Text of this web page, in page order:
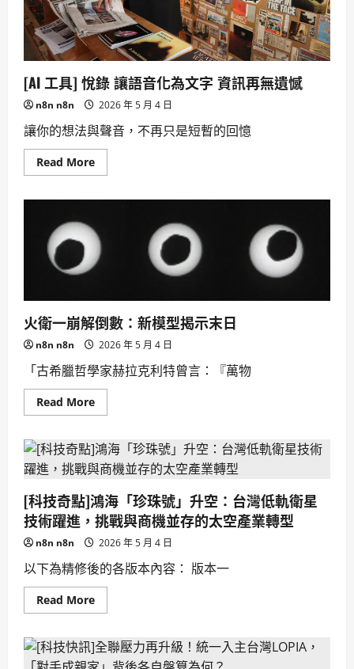
[AI 工具] 悅錄 讓語音化為文字 資訊再無遺憾
n8n n8n 2026 年 5 月 4 日
讓你的想法與聲音，不再只是短暫的回憶
Read MoreRead
more
悅
錄
語
音
文
字
資
訊
再
遺
火衛一崩解倒數：新模型揭示末日
n8n n8n 2026 年 5 月 4 日
「古希臘哲學家赫拉克利特曾言：『萬物
Read MoreRead
more
衛
一
崩
解
數：
新
模
揭
末
日
[科技奇點]鴻海「珍珠號」升空：台灣低軌衛星
技術躍進，挑戰與商機並存的太空產業轉型
n8n n8n 2026 年 5 月 4 日
以下為精修後的各版本內容： 版本一
Read MoreRead
more
技
奇
點]